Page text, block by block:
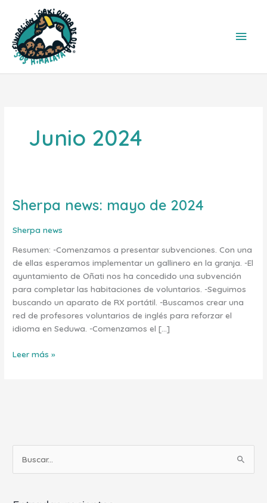
contenido
Junio 2024
Sherpa news: mayo de 2024
Sherpa news
Resumen: -Comenzamos a presentar subvenciones. Con una
de ellas esperamos implementar un gallinero en la granja. -El
ayuntamiento de Oñati nos ha concedido una subvención
para completar las habitaciones de voluntarios. -Seguimos
buscando un aparato de RX portátil. -Buscamos crear una
red de profesores voluntarios de inglés para reforzar el
idioma en Seduwa. -Comenzamos el […]
Sherpa
mayo
2024
Leer más »